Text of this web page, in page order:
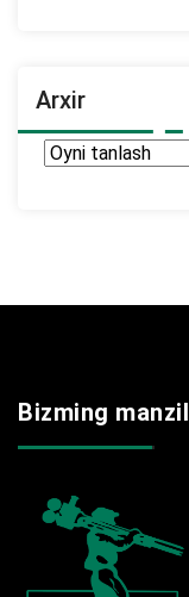
Arxir
Arxir
Bizming manzil